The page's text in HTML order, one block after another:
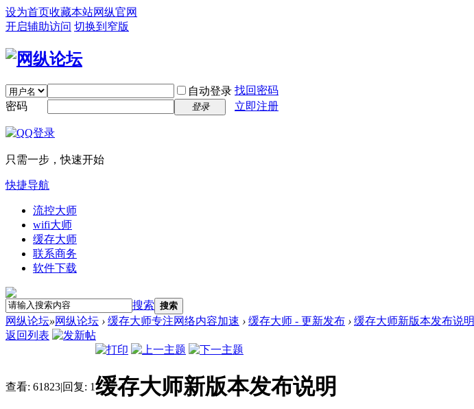
设为首页收藏本站网纵官网
开启辅助访问 切换到窄版
自动登录 找回密码
密码
登录 立即注册
只需一步，快速开始
快捷导航
流控大师
wifi大师
缓存大师
联系商务
软件下载
搜索 搜索
网纵论坛»网纵论坛 › 缓存大师专注网络内容加速 › 缓存大师 - 更新发布 › 缓存大师新版本发布说明
返回列表
查看: 61823|回复: 1缓存大师新版本发布说明